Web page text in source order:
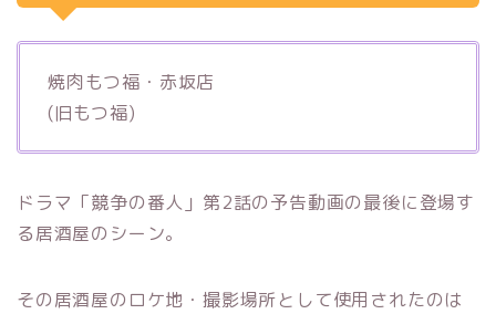
焼肉もつ福・赤坂店
(旧もつ福)
ドラマ「競争の番人」第2話の予告動画の最後に登場す
る居酒屋のシーン。
その居酒屋のロケ地・撮影場所として使用されたのは